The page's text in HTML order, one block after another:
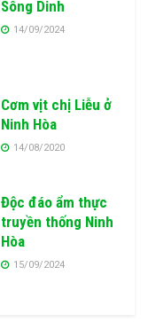
Sông Dinh
14/09/2024
Cơm vịt chị Liễu ở
Ninh Hòa
14/08/2020
Độc đáo ẩm thực
truyền thống Ninh
Hòa
15/09/2024